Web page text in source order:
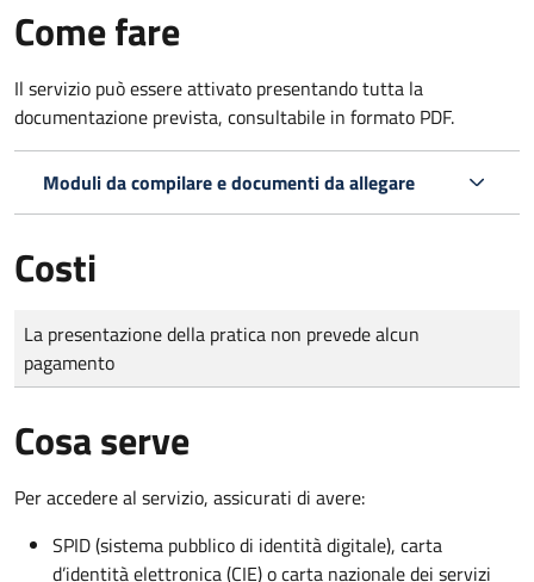
Come fare
Il servizio può essere attivato presentando tutta la
documentazione prevista, consultabile in formato PDF.
Moduli da compilare e documenti da allegare
Costi
Tipo di pagamento
Importo
La presentazione della pratica non prevede alcun
pagamento
Cosa serve
Per accedere al servizio, assicurati di avere:
SPID (sistema pubblico di identità digitale), carta
d’identità elettronica (CIE) o carta nazionale dei servizi